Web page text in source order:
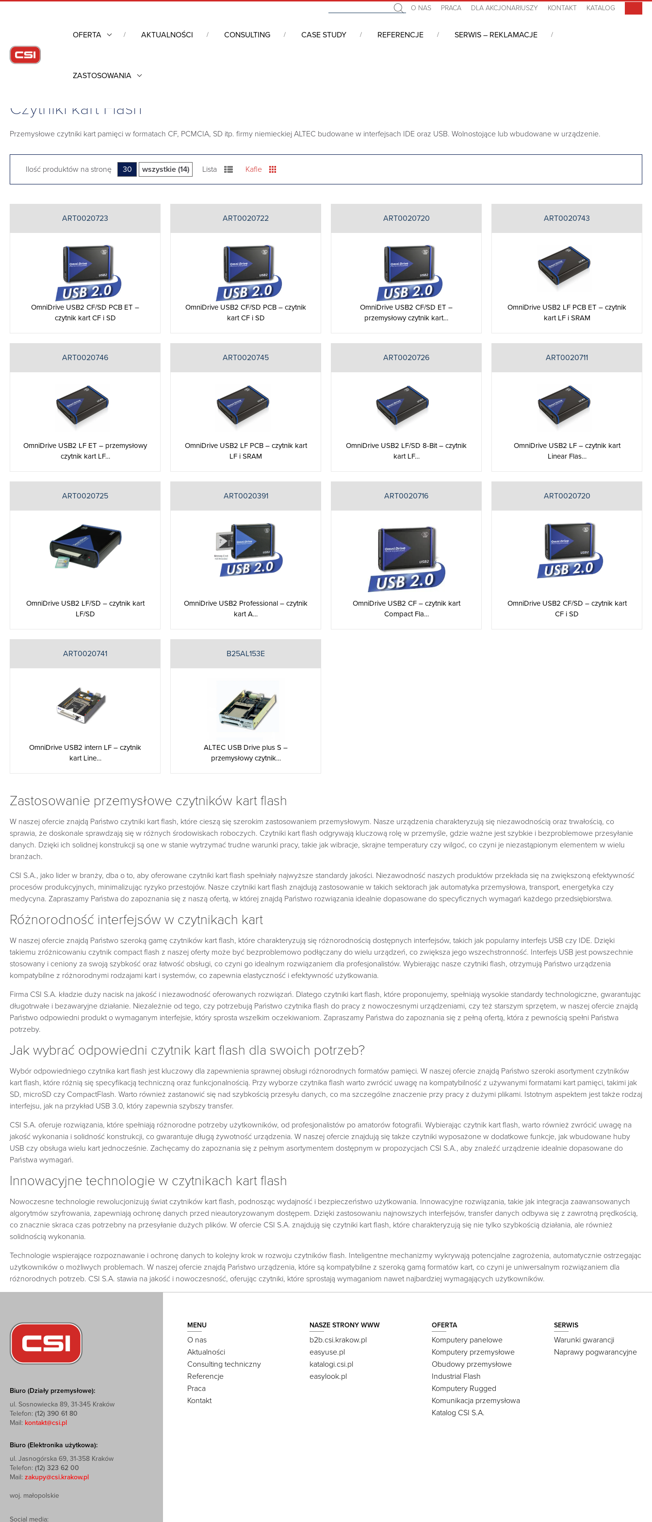
O NAS PRACA DLA AKCJONARIUSZY KONTAKT KATALOG
OFERTA AKTUALNOŚCI CONSULTING CASE STUDY REFERENCJE SERWIS – REKLAMACJE
ZASTOSOWANIA
Industrial Flash /
Czytniki kart Flash
Przemysłowe czytniki kart pamięci w formatach CF, PCMCIA, SD itp. firmy niemieckiej ALTEC budowane w interfejsach IDE oraz USB. Wolnostojące lub wbudowane w urządzenie.
Ilość produktów na stronę 30 wszystkie (14) Lista Kafle
ART0020723
OmniDrive USB2 CF/SD PCB ET –
czytnik kart CF i SD
ART0020722
OmniDrive USB2 CF/SD PCB – czytnik
kart CF i SD
ART0020720
OmniDrive USB2 CF/SD ET –
przemysłowy czytnik kart…
ART0020743
OmniDrive USB2 LF PCB ET – czytnik
kart LF i SRAM
ART0020746
OmniDrive USB2 LF ET – przemysłowy
czytnik kart LF…
ART0020745
OmniDrive USB2 LF PCB – czytnik kart
LF i SRAM
ART0020726
OmniDrive USB2 LF/SD 8-Bit – czytnik
kart LF…
ART0020711
OmniDrive USB2 LF – czytnik kart
Linear Flas…
ART0020725
OmniDrive USB2 LF/SD – czytnik kart
LF/SD
ART0020391
OmniDrive USB2 Professional – czytnik
kart A…
ART0020716
OmniDrive USB2 CF – czytnik kart
Compact Fla…
ART0020720
OmniDrive USB2 CF/SD – czytnik kart
CF i SD
ART0020741
OmniDrive USB2 intern LF – czytnik
kart Line…
B25AL153E
ALTEC USB Drive plus S –
przemysłowy czytnik…
Zastosowanie przemysłowe czytników kart flash
W naszej ofercie znajdą Państwo czytniki kart flash, które cieszą się szerokim zastosowaniem przemysłowym. Nasze urządzenia charakteryzują się niezawodnością oraz trwałością, co
sprawia, że doskonale sprawdzają się w różnych środowiskach roboczych. Czytniki kart flash odgrywają kluczową rolę w przemyśle, gdzie ważne jest szybkie i bezproblemowe przesyłanie
danych. Dzięki ich solidnej konstrukcji są one w stanie wytrzymać trudne warunki pracy, takie jak wibracje, skrajne temperatury czy wilgoć, co czyni je niezastąpionym elementem w wielu
branżach.
CSI S.A., jako lider w branży, dba o to, aby oferowane czytniki kart flash spełniały najwyższe standardy jakości. Niezawodność naszych produktów przekłada się na zwiększoną efektywność
procesów produkcyjnych, minimalizując ryzyko przestojów. Nasze czytniki kart flash znajdują zastosowanie w takich sektorach jak automatyka przemysłowa, transport, energetyka czy
medycyna. Zapraszamy Państwa do zapoznania się z naszą ofertą, w której znajdą Państwo rozwiązania idealnie dopasowane do specyficznych wymagań każdego przedsiębiorstwa.
Różnorodność interfejsów w czytnikach kart
W naszej ofercie znajdą Państwo szeroką gamę czytników kart flash, które charakteryzują się różnorodnością dostępnych interfejsów, takich jak popularny interfejs USB czy IDE. Dzięki
takiemu zróżnicowaniu czytnik compact flash z naszej oferty może być bezproblemowo podłączany do wielu urządzeń, co zwiększa jego wszechstronność. Interfejs USB jest powszechnie
stosowany i ceniony za swoją szybkość oraz łatwość obsługi, co czyni go idealnym rozwiązaniem dla profesjonalistów. Wybierając nasze czytniki flash, otrzymują Państwo urządzenia
kompatybilne z różnorodnymi rodzajami kart i systemów, co zapewnia elastyczność i efektywność użytkowania.
Firma CSI S.A. kładzie duży nacisk na jakość i niezawodność oferowanych rozwiązań. Dlatego czytniki kart flash, które proponujemy, spełniają wysokie standardy technologiczne, gwarantując
długotrwałe i bezawaryjne działanie. Niezależnie od tego, czy potrzebują Państwo czytnika flash do pracy z nowoczesnymi urządzeniami, czy też starszym sprzętem, w naszej ofercie znajdą
Państwo odpowiedni produkt o wymaganym interfejsie, który sprosta wszelkim oczekiwaniom. Zapraszamy Państwa do zapoznania się z pełną ofertą, która z pewnością spełni Państwa
potrzeby.
Jak wybrać odpowiedni czytnik kart flash dla swoich potrzeb?
Wybór odpowiedniego czytnika kart flash jest kluczowy dla zapewnienia sprawnej obsługi różnorodnych formatów pamięci. W naszej ofercie znajdą Państwo szeroki asortyment czytników
kart flash, które różnią się specyfikacją techniczną oraz funkcjonalnością. Przy wyborze czytnika flash warto zwrócić uwagę na kompatybilność z używanymi formatami kart pamięci, takimi jak
SD, microSD czy CompactFlash. Warto również zastanowić się nad szybkością przesyłu danych, co ma szczególne znaczenie przy pracy z dużymi plikami. Istotnym aspektem jest także rodzaj
interfejsu, jak na przykład USB 3.0, który zapewnia szybszy transfer.
CSI S.A. oferuje rozwiązania, które spełniają różnorodne potrzeby użytkowników, od profesjonalistów po amatorów fotografii. Wybierając czytnik kart flash, warto również zwrócić uwagę na
jakość wykonania i solidność konstrukcji, co gwarantuje długą żywotność urządzenia. W naszej ofercie znajdują się także czytniki wyposażone w dodatkowe funkcje, jak wbudowane huby
USB czy obsługa wielu kart jednocześnie. Zachęcamy do zapoznania się z pełnym asortymentem dostępnym w propozycjach CSI S.A., aby znaleźć urządzenie idealnie dopasowane do
Państwa wymagań.
Innowacyjne technologie w czytnikach kart flash
Nowoczesne technologie rewolucjonizują świat czytników kart flash, podnosząc wydajność i bezpieczeństwo użytkowania. Innowacyjne rozwiązania, takie jak integracja zaawansowanych
algorytmów szyfrowania, zapewniają ochronę danych przed nieautoryzowanym dostępem. Dzięki zastosowaniu najnowszych interfejsów, transfer danych odbywa się z zawrotną prędkością,
co znacznie skraca czas potrzebny na przesyłanie dużych plików. W ofercie CSI S.A. znajdują się czytniki kart flash, które charakteryzują się nie tylko szybkością działania, ale również
solidnością wykonania.
Technologie wspierające rozpoznawanie i ochronę danych to kolejny krok w rozwoju czytników flash. Inteligentne mechanizmy wykrywają potencjalne zagrożenia, automatycznie ostrzegając
użytkowników o możliwych problemach. W naszej ofercie znajdą Państwo urządzenia, które są kompatybilne z szeroką gamą formatów kart, co czyni je uniwersalnym rozwiązaniem dla
różnorodnych potrzeb. CSI S.A. stawia na jakość i nowoczesność, oferując czytniki, które sprostają wymaganiom nawet najbardziej wymagających użytkowników.
Biuro (Działy przemysłowe):
ul. Sosnowiecka 89, 31-345 Kraków
Telefon: (12) 390 61 80
Mail: kontakt@csi.pl
Biuro (Elektronika użytkowa):
ul. Jasnogórska 69, 31-358 Kraków
Telefon: (12) 323 62 00
Mail: zakupy@csi.krakow.pl
woj. małopolskie
Social media:
MENU
O nas
Aktualności
Consulting techniczny
Referencje
Praca
Kontakt
NASZE STRONY WWW
b2b.csi.krakow.pl
easyuse.pl
katalogi.csi.pl
easylook.pl
OFERTA
Komputery panelowe
Komputery przemysłowe
Obudowy przemysłowe
Industrial Flash
Komputery Rugged
Komunikacja przemysłowa
Katalog CSI S.A.
SERWIS
Warunki gwarancji
Naprawy pogwarancyjne